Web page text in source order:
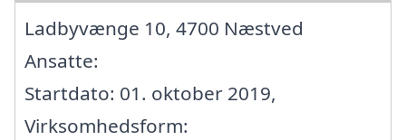
Ladbyvænge 10, 4700 Næstved
Ansatte:
Startdato: 01. oktober 2019,
Virksomhedsform: